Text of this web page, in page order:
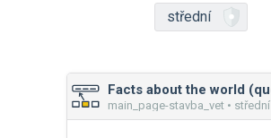
střední
main_page-stavba_vet • střední